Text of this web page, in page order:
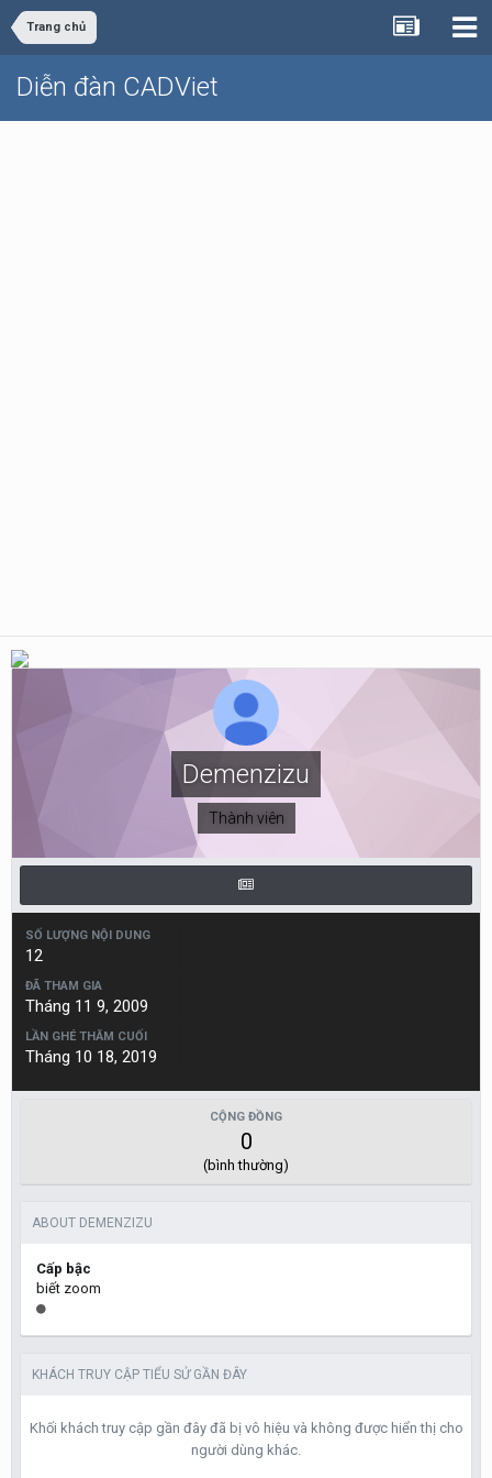
Trang chủ
Diễn đàn CADViet
Demenzizu
Thành viên
SỐ LƯỢNG NỘI DUNG
12
ĐÃ THAM GIA
Tháng 11 9, 2009
LẦN GHÉ THĂM CUỐI
Tháng 10 18, 2019
CỘNG ĐỒNG
0
(bình thường)
ABOUT DEMENZIZU
Cấp bậc
biết zoom
KHÁCH TRUY CẬP TIỂU SỬ GẦN ĐÂY
Khối khách truy cập gần đây đã bị vô hiệu và không được hiển thị cho
người dùng khác.